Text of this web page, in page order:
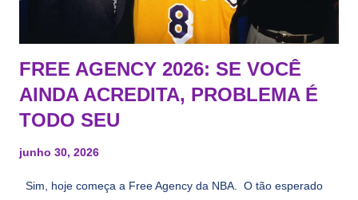
FREE AGENCY 2026: SE VOCÊ
AINDA ACREDITA, PROBLEMA É
TODO SEU
junho 30, 2026
Sim, hoje começa a Free Agency da NBA. O tão esperado